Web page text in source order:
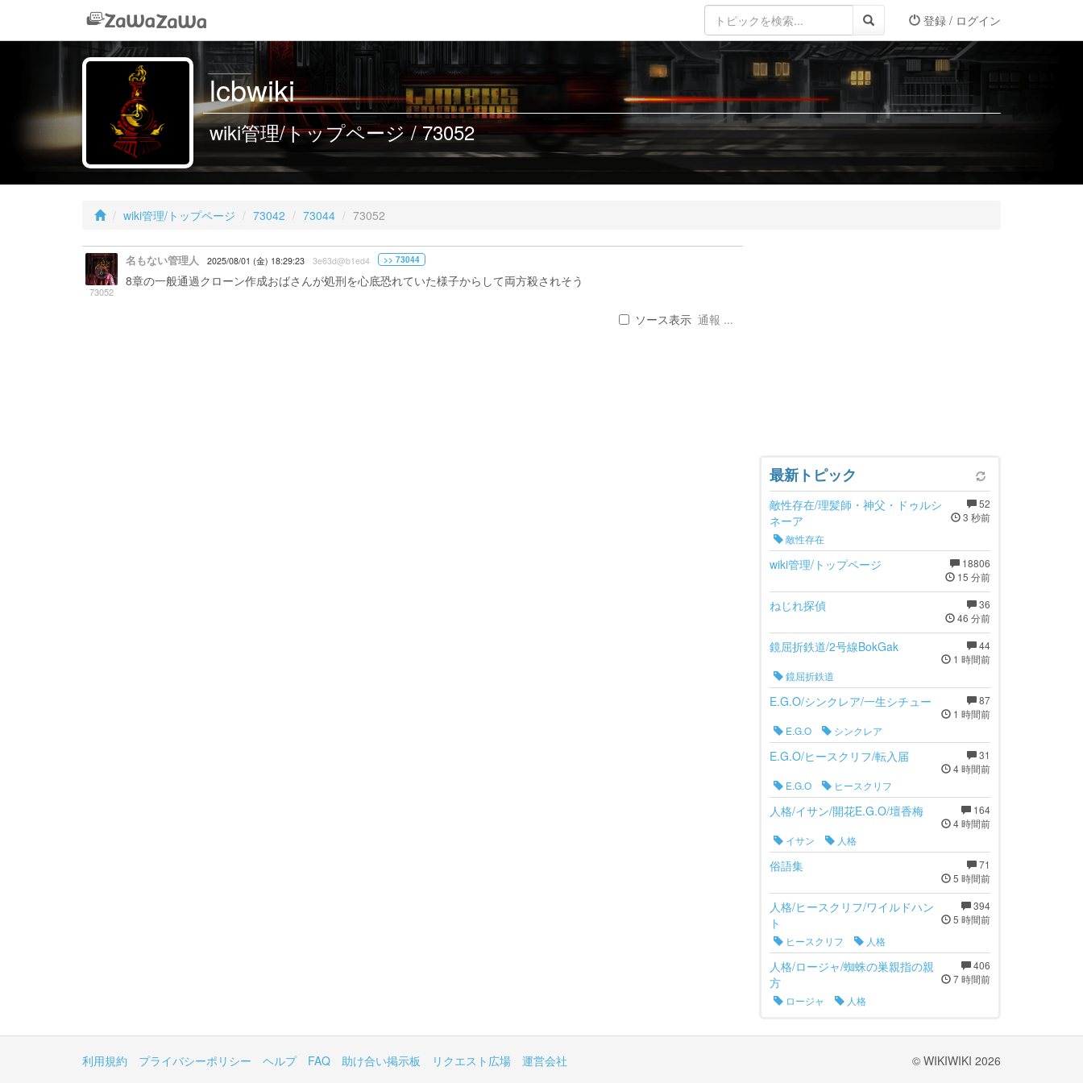
登録 / ログイン
lcbwiki
wiki管理/トップページ / 73052
wiki管理/トップページ 73042 73044 73052
73052
名もない管理人 2025/08/01 (金) 18:29:23 3e63d@b1ed4 >> 73044
8章の一般通過クローン作成おばさんが処刑を心底恐れていた様子からして両方殺されそう
ソース表示 通報 ...
最新トピック
52
3 秒前
敵性存在/理髪師・神父・ドゥルシ
ネーア
敵性存在
18806
15 分前
wiki管理/トップページ
36
46 分前
ねじれ探偵
44
1 時間前
鏡屈折鉄道/2号線BokGak
鏡屈折鉄道
87
1 時間前
E.G.O/シンクレア/一生シチュー
E.G.O
シンクレア
31
4 時間前
E.G.O/ヒースクリフ/転入届
E.G.O
ヒースクリフ
164
4 時間前
人格/イサン/開花E.G.O/壇香梅
イサン
人格
71
5 時間前
俗語集
394
5 時間前
人格/ヒースクリフ/ワイルドハン
ト
ヒースクリフ
人格
406
7 時間前
人格/ロージャ/蜘蛛の巣親指の親
方
ロージャ 人格
利用規約 プライバシーポリシー ヘルプ FAQ 助け合い掲示板 リクエスト広場 運営会社 © WIKIWIKI 2026